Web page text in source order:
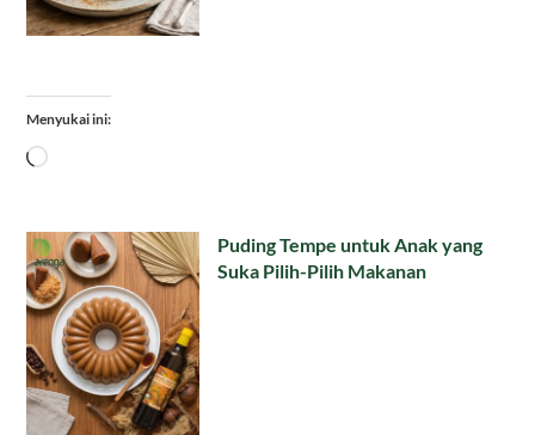
Menyukai ini:
Memuat...
Puding Tempe untuk Anak yang
Suka Pilih-Pilih Makanan